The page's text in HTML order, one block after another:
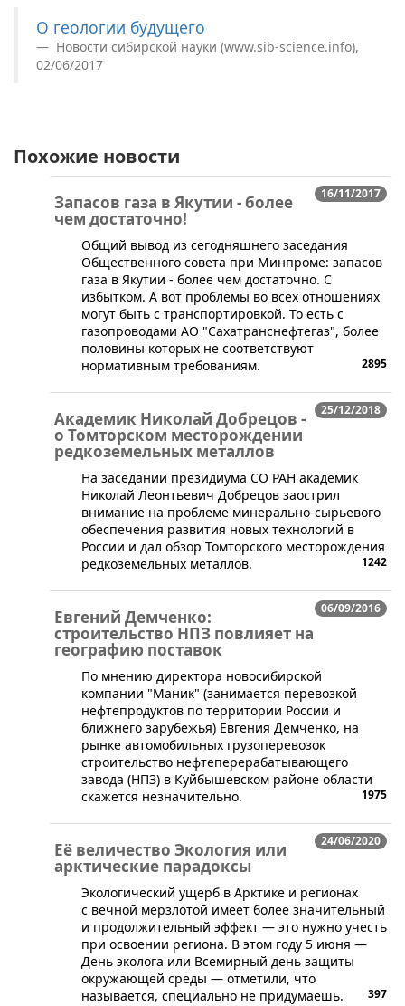
О геологии будущего
Новости сибирской науки (www.sib-science.info),
02/06/2017
Похожие новости
16/11/2017
Запасов газа в Якутии - более
чем достаточно!
Общий вывод из сегодняшнего заседания
Общественного совета при Минпроме: запасов
газа в Якутии - более чем достаточно. С
избытком. А вот проблемы во всех отношениях
могут быть с транспортировкой. То есть с
газопроводами АО "Сахатранснефтегаз", более
половины которых не соответствуют
нормативным требованиям.
2895
25/12/2018
Академик Николай Добрецов -
о Томторском месторождении
редкоземельных металлов
​На заседании президиума СО РАН академик
Николай Леонтьевич Добрецов заострил
внимание на проблеме минерально-сырьевого
обеспечения развития новых технологий в
России и дал обзор Томторского месторождения
редкоземельных металлов.
1242
06/09/2016
Евгений Демченко:
строительство НПЗ повлияет на
географию поставок
​По мнению директора новосибирской
компании "Маник" (занимается перевозкой
нефтепродуктов по территории России и
ближнего зарубежья) Евгения Демченко, на
рынке автомобильных грузоперевозок
строительство нефтеперерабатывающего
завода (НПЗ) в Куйбышевском районе области
скажется незначительно.
1975
24/06/2020
Её величество Экология или
арктические парадоксы
​​Экологический ущерб в Арктике и регионах
с вечной мерзлотой имеет более значительный
и продолжительный эффект — это нужно учесть
при освоении региона. В этом году 5 июня —
День эколога или Всемирный день защиты
окружающей среды — отметили, что
называется, специально не придумаешь.
397